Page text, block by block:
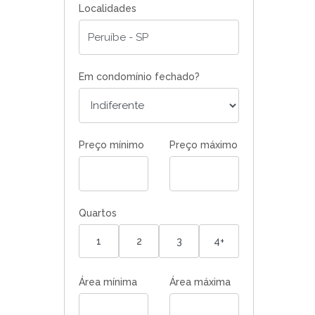
Localidades
Em condomínio fechado?
Preço mínimo Preço máximo
Quartos
1 2 3 4+
Área mínima Área máxima